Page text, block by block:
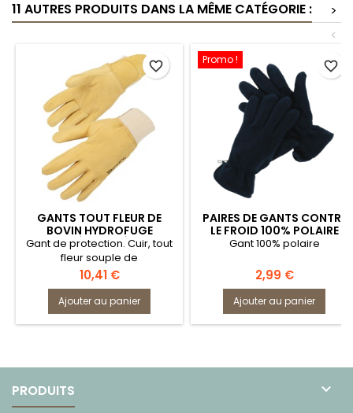
11 AUTRES PRODUITS DANS LA MÊME CATÉGORIE :
>
<
GANTS TOUT FLEUR DE
BOVIN HYDROFUGE
PROTÈGE ARTÈRE -
50GHBBC SINGER
Gant de protection. Cuir, tout
fleur souple de
bovin.Traitement spécial
hydrogugePouce
palmé.Poignet élastique
avec protège-artère en cuir
et boutonnière.Coloris beige.
Prix
10,41 €
Ajouter au panier
favorite_border Promo !
PAIRES DE GANTS CONTRE
LE FROID 100% POLAIRE
Gant 100% polaire
Prix
2,99 €
Ajouter au panier
favorite_border
PRODUITS 